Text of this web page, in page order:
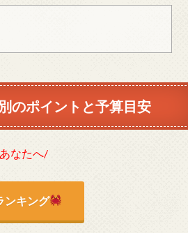
のポイントと予算目安
なたへ/
ンキング